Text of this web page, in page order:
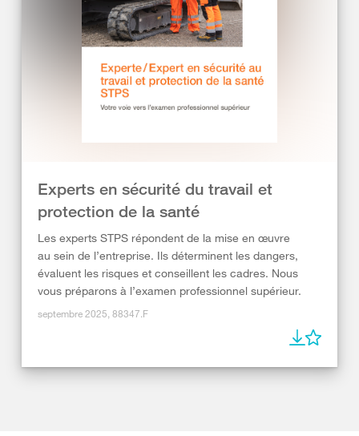
Experts en sécurité du travail et
protection de la santé
Les experts STPS répondent de la mise en œuvre
au sein de l’entreprise. Ils déterminent les dangers,
évaluent les risques et conseillent les cadres. Nous
vous préparons à l’examen professionnel supérieur.
septembre 2025, 88347.F